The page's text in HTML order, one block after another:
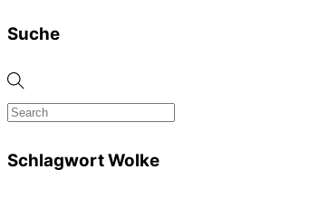
Suche
Schlagwort Wolke